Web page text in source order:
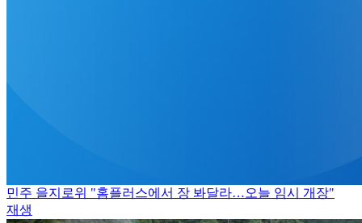
민주 을지로위 "홈플러스에서 장 봐달라…오늘 임시 개장"
재생